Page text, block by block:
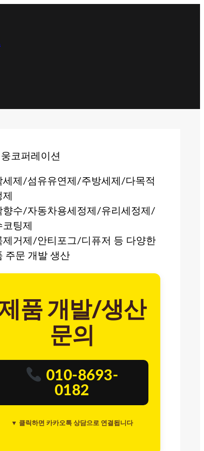
세제/섬유유연제/주방세제/다목적
향수/자동차용세정제/유리세정제/
코팅제
제거제/안티포그/디퓨저 등 다양한
주문 개발 생산
품 개발/생산
문의
010-8693-
0182
▼ 클릭하면 카카오톡 상담으로 연결됩니다